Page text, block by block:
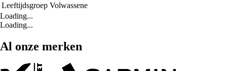
Leeftijdsgroep Volwassene
Loading...
Loading...
Al onze merken